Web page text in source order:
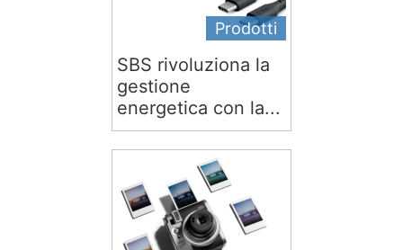
Prodotti
SBS rivoluziona la
gestione
energetica con la...